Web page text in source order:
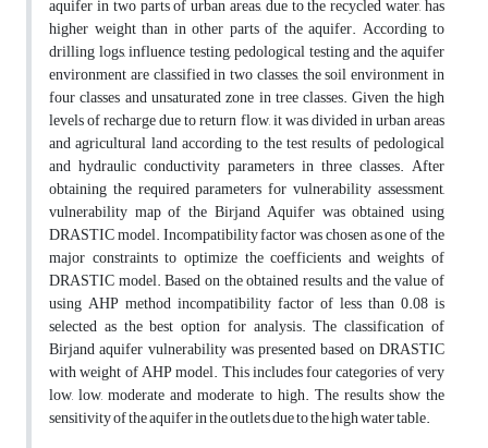
aquifer in two parts of urban areas, due to the recycled water, has
higher weight than in other parts of the aquifer. According to
drilling logs, influence testing, pedological testing and the aquifer
environment are classified in two classes, the soil environment in
four classes and unsaturated zone in tree classes. Given the high
levels of recharge due to return flow, it was divided in urban areas
and agricultural land according to the test results of pedological
and hydraulic conductivity parameters in three classes. After
obtaining the required parameters for vulnerability assessment,
vulnerability map of the Birjand Aquifer was obtained using
DRASTIC model. Incompatibility factor was chosen as one of the
major constraints to optimize the coefficients and weights of
DRASTIC model. Based on the obtained results and the value of
using AHP method incompatibility factor of less than 0.08 is
selected as the best option for analysis. The classification of
Birjand aquifer vulnerability was presented based on DRASTIC
with weight of AHP model. This includes four categories of very
low, low, moderate and moderate to high. The results show the
sensitivity of the aquifer in the outlets due to the high water table.